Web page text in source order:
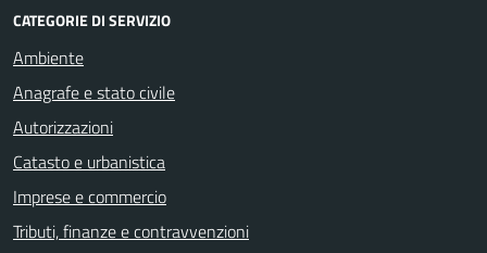
CATEGORIE DI SERVIZIO
Ambiente
Anagrafe e stato civile
Autorizzazioni
Catasto e urbanistica
Imprese e commercio
Tributi, finanze e contravvenzioni